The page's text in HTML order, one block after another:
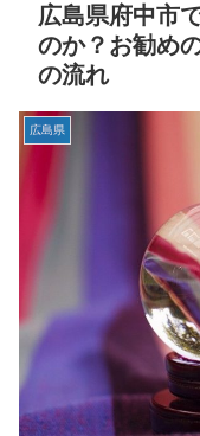
広島県府中市
のか？お勧め
の流れ
広島県